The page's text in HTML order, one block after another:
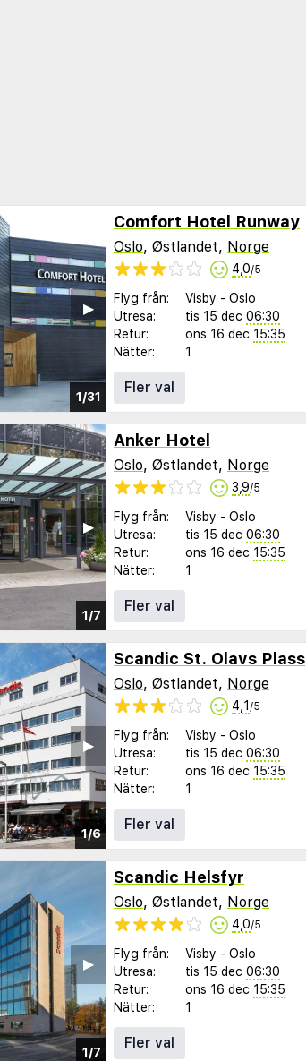
1/31
▶︎
Comfort Hotel Runway
Oslo, Østlandet, Norge
4,0/5
Flyg från: Visby - Oslo
Utresa:
tis 15 dec 06:30
Retur:
ons 16 dec 15:35
Nätter:
1
Fler val
1/7
▶︎
Anker Hotel
Oslo, Østlandet, Norge
3,9/5
Flyg från: Visby - Oslo
Utresa:
tis 15 dec 06:30
Retur:
ons 16 dec 15:35
Nätter:
1
Fler val
1/6
▶︎
Scandic St. Olavs Plass
Oslo, Østlandet, Norge
4,1 /5
Flyg från: Visby - Oslo
Utresa:
tis 15 dec 06:30
Retur:
ons 16 dec 15:35
Nätter:
1
Fler val
1/7
▶︎
Scandic Helsfyr
Oslo, Østlandet, Norge
4,0/5
Flyg från: Visby - Oslo
Utresa:
tis 15 dec 06:30
Retur:
ons 16 dec 15:35
Nätter:
1
Fler val